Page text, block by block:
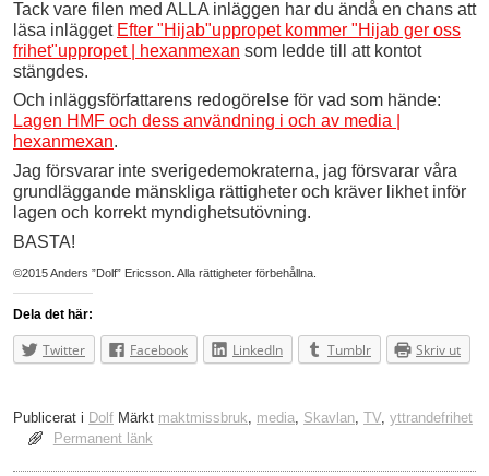
Tack vare filen med ALLA inläggen har du ändå en chans att
läsa inlägget Efter "Hijab"uppropet kommer "Hijab ger oss
frihet"uppropet | hexanmexan som ledde till att kontot
stängdes.
Och inläggsförfattarens redogörelse för vad som hände:
Lagen HMF och dess användning i och av media |
hexanmexan.
Jag försvarar inte sverigedemokraterna, jag försvarar våra
grundläggande mänskliga rättigheter och kräver likhet inför
lagen och korrekt myndighetsutövning.
BASTA!
©2015 Anders ”Dolf” Ericsson. Alla rättigheter förbehållna.
Dela det här:
Twitter Facebook LinkedIn Tumblr Skriv ut
Publicerat i Dolf Märkt maktmissbruk media Skavlan TV, yttrandefrihet
Permanent länk